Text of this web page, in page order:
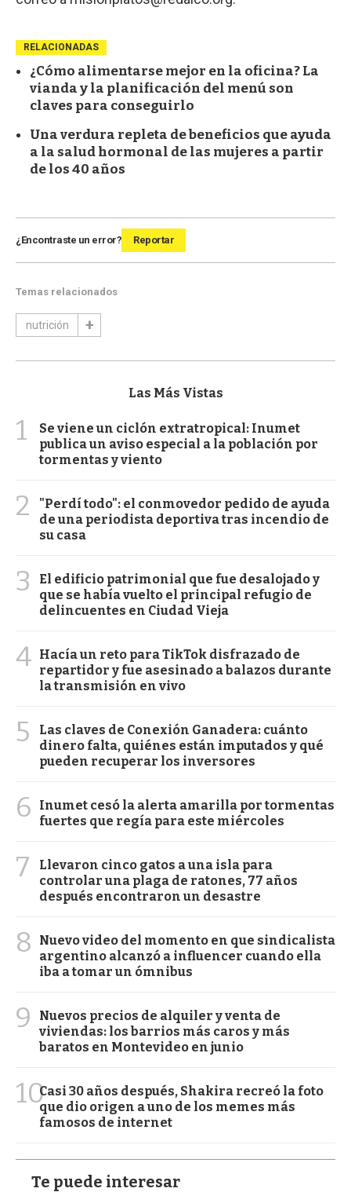
RELACIONADAS
¿Cómo alimentarse mejor en la oficina? La
vianda y la planificación del menú son
claves para conseguirlo
Una verdura repleta de beneficios que ayuda
a la salud hormonal de las mujeres a partir
de los 40 años
¿Encontraste un error? Reportar
Temas relacionados
nutrición
Las Más Vistas
1
Se viene un ciclón extratropical: Inumet
publica un aviso especial a la población por
tormentas y viento
2
"Perdí todo": el conmovedor pedido de ayuda
de una periodista deportiva tras incendio de
su casa
3
El edificio patrimonial que fue desalojado y
que se había vuelto el principal refugio de
delincuentes en Ciudad Vieja
4 Hacía un reto para TikTok disfrazado de
repartidor y fue asesinado a balazos durante
la transmisión en vivo
5
Las claves de Conexión Ganadera: cuánto
dinero falta, quiénes están imputados y qué
pueden recuperar los inversores
6
Inumet cesó la alerta amarilla por tormentas
fuertes que regía para este miércoles
7
Llevaron cinco gatos a una isla para
controlar una plaga de ratones, 77 años
después encontraron un desastre
8
Nuevo video del momento en que sindicalista
argentino alcanzó a influencer cuando ella
iba a tomar un ómnibus
9
Nuevos precios de alquiler y venta de
viviendas: los barrios más caros y más
baratos en Montevideo en junio
10Casi 30 años después, Shakira recreó la foto
que dio origen a uno de los memes más
famosos de internet
Te puede interesar